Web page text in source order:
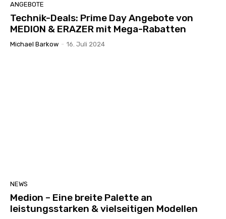
ANGEBOTE
Technik-Deals: Prime Day Angebote von
MEDION & ERAZER mit Mega-Rabatten
Michael Barkow - 16. Juli 2024
NEWS
Medion – Eine breite Palette an
leistungsstarken & vielseitigen Modellen